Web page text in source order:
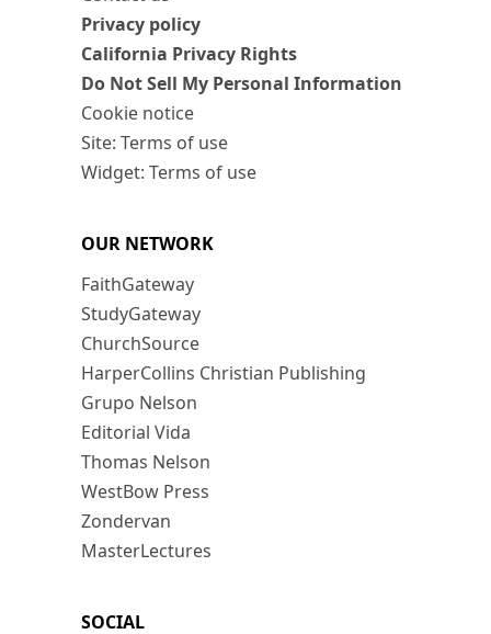
Privacy policy
California Privacy Rights
Do Not Sell My Personal Information
Cookie notice
Site: Terms of use
Widget: Terms of use
OUR NETWORK
FaithGateway
StudyGateway
ChurchSource
HarperCollins Christian Publishing
Grupo Nelson
Editorial Vida
Thomas Nelson
WestBow Press
Zondervan
MasterLectures
SOCIAL